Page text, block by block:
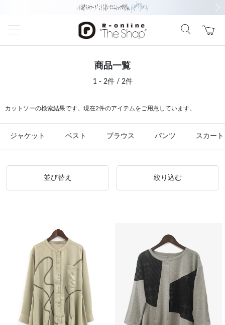
商品一覧
1 - 2件 / 2件
カットソーの検索結果です。現在2件のアイテムをご用意しています。
ジャケット ベスト ブラウス パンツ スカート
並び替え 絞り込む